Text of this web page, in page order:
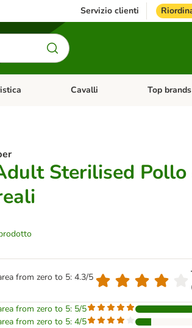
Servizio clienti
Categoria: Uccelli Apri Menu Categoria: Acquaristica
Cavalli Apri Menu
Top brands
Sterilised Pollo
from zero to 5: 4.3/5
from zero to 5: 5/5
from zero to 5: 4/5